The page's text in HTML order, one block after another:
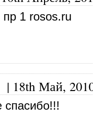
1 rosos.ru
| 18th Май,